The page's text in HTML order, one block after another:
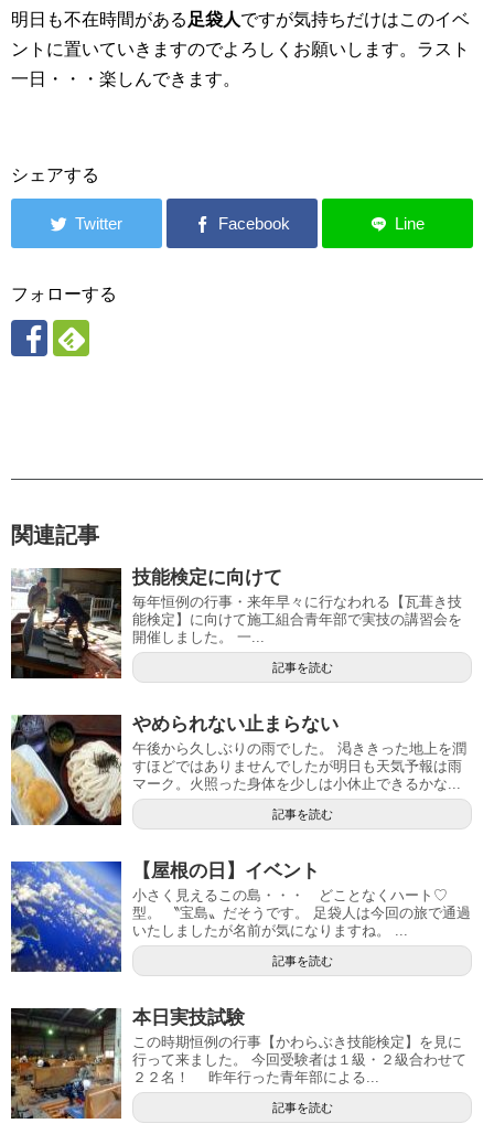
明日も不在時間がある 足袋人ですが気持ちだけはこのイベ
ントに置いていきますのでよろしくお願いします。ラスト
一日・・・楽しんできます。
シェアする
フォローする
関連記事
技能検定に向けて
毎年恒例の行事・来年早々に行なわれる【瓦葺き技
能検定】に向けて施工組合青年部で実技の講習会を
開催しました。 一...
記事を読む
やめられない止まらない
午後から久しぶりの雨でした。 渇ききった地上を潤
すほどではありませんでしたが明日も天気予報は雨
マーク。火照った身体を少しは小休止できるかな...
記事を読む
【屋根の日】イベント
小さく見えるこの島・・・ どことなくハート♡
型。 〝宝島〟だそうです。 足袋人は今回の旅で通過
いたしましたが名前が気になりますね。 ...
記事を読む
本日実技試験
この時期恒例の行事【かわらぶき技能検定】を見に
行って来ました。 今回受験者は１級・２級合わせて
２２名！ 昨年行った青年部による...
記事を読む